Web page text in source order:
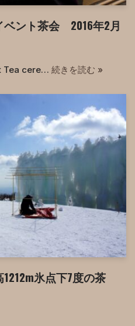
ベント茶会 2016年2月
Tea cere… 続きを読む »
氷点下7度の茶